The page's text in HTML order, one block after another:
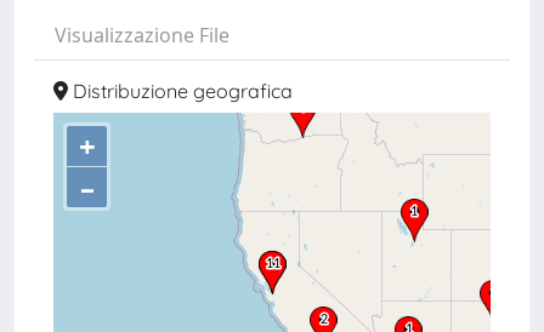
Visualizzazione File
Distribuzione geografica
+
–